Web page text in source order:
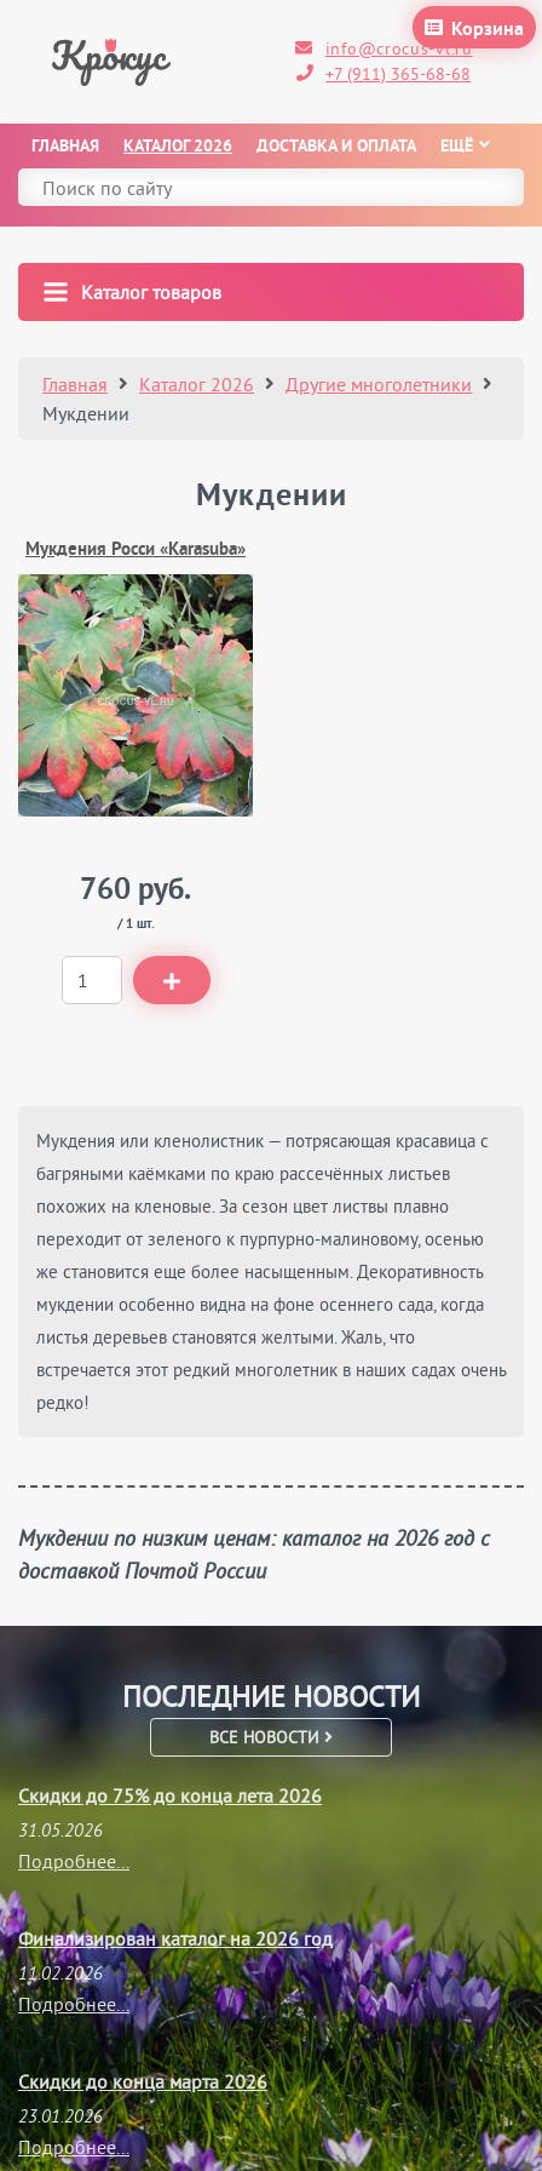
Корзина
info@crocus-vl.ru
+7 (911) 365-68-68
ГЛАВНАЯ КАТАЛОГ 2026 ДОСТАВКА И ОПЛАТА ЕЩЁ
Каталог товаров
Главная Каталог 2026
Другие многолетники
Мукдении
Мукдении
Мукдения Росси «Karasuba»
760 руб.
/ 1 шт.
Мукдения или кленолистник — потрясающая красавица с
багряными каёмками по краю рассечённых листьев
похожих на кленовые. За сезон цвет листвы плавно
переходит от зеленого к пурпурно-малиновому, осенью
же становится еще более насыщенным. Декоративность
мукдении особенно видна на фоне осеннего сада, когда
листья деревьев становятся желтыми. Жаль, что
встречается этот редкий многолетник в наших садах очень
редко!
Мукдении по низким ценам: каталог на 2026 год с
доставкой Почтой России
ПОСЛЕДНИЕ НОВОСТИ
ВСЕ НОВОСТИ
Скидки до 75% до конца лета 2026
31.05.2026
Подробнее...
Финализирован каталог на 2026 год
11.02.2026
Подробнее...
Скидки до конца марта 2026
23.01.2026
Подробнее...